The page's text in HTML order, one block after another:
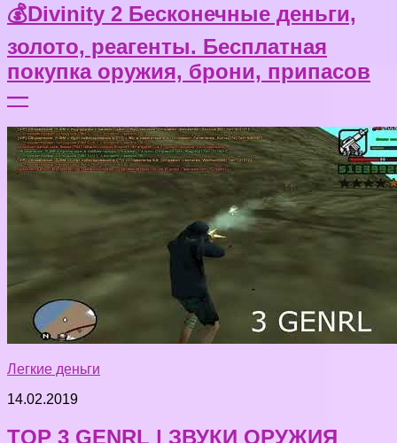
💰Divinity 2 Бесконечные деньги,
золото, реагенты. Бесплатная
покупка оружия, брони, припасов
—
Легкие деньги
14.02.2019
TOP 3 GENRL | ЗВУКИ ОРУЖИЯ